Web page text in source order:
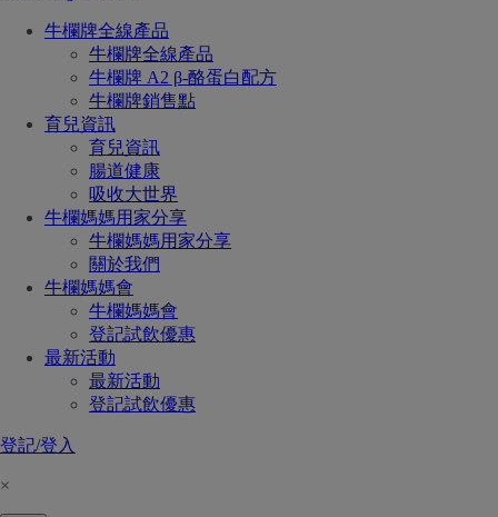
牛欄牌全線產品
牛欄牌全線產品
牛欄牌 A2 β-酪蛋白配方
牛欄牌銷售點
育兒資訊
育兒資訊
腸道健康
吸收大世界
牛欄媽媽用家分享
牛欄媽媽用家分享
關於我們
牛欄媽媽會
牛欄媽媽會
登記試飲優惠
最新活動
最新活動
登記試飲優惠
登記/登入
×